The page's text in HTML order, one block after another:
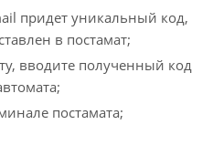
придет уникальный код,
в постамат;
вводите полученный код
постамата;